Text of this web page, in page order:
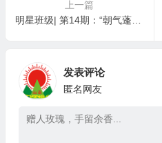
上一篇
明星班级| 第14期：“朝气蓬勃 向阳而生”——海口山高学校二（5）中队班级文化建设
发表评论
匿名网友